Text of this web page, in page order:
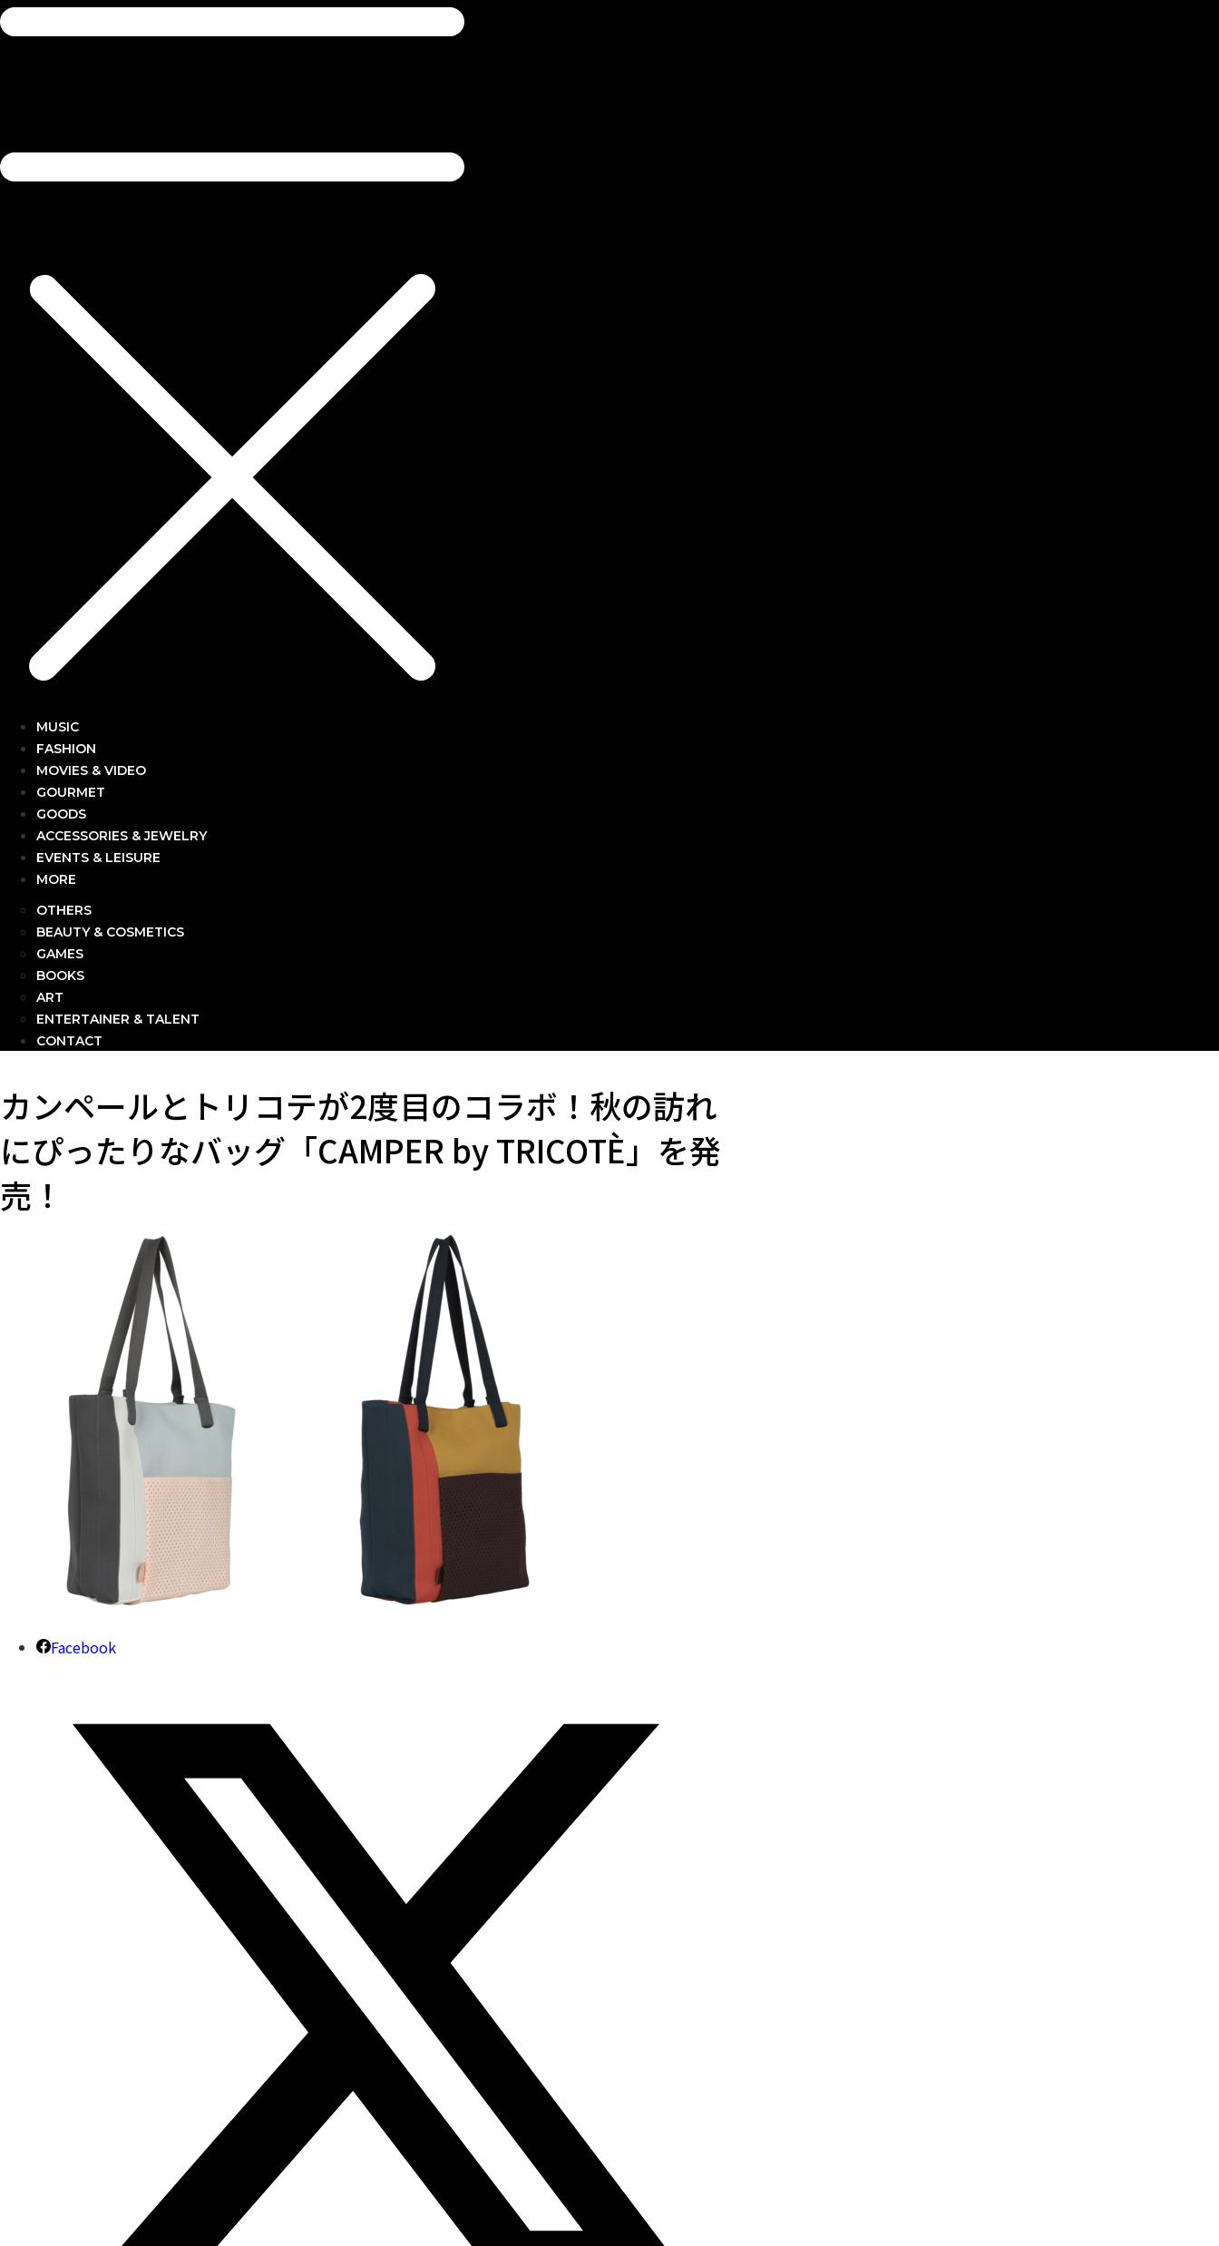
MUSIC
FASHION
MOVIES & VIDEO
GOURMET
GOODS
ACCESSORIES & JEWELRY
EVENTS & LEISURE
MORE
OTHERS
BEAUTY & COSMETICS
GAMES
BOOKS
ART
ENTERTAINER & TALENT
CONTACT
カンペールとトリコテが2度目のコラボ！秋の訪れ
にぴったりなバッグ「CAMPER by TRICOTÈ」を発
売！
Facebook